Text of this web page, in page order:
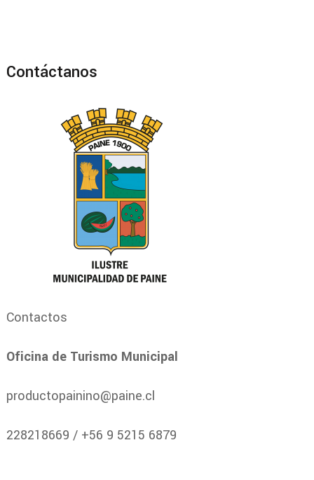
Contáctanos
Contactos
Oficina de Turismo Municipal
productopainino@paine.cl
228218669 / +56 9 5215 6879